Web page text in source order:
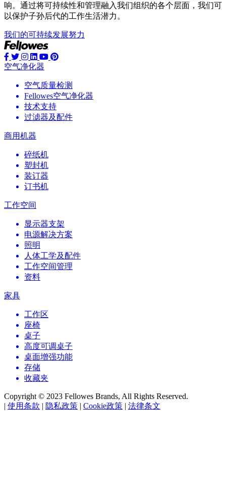
响。通过将可持续性和管理融入我们组织的各个层面，我们可
以保护子孙后代的工作生活潜力。
我们的可持续发展努力
空气净化器
空气质量检测
Fellowes空气净化器
技术支持
过滤器及配件
商用机器
碎纸机
塑封机
装订器
订书机
工作空间
显示器支架
电源解决方案
照明
人体工学及配件
工作空间管理
资料
家具
工作区
座椅
桌子
高度可调桌子
桌面增强功能
存储
收藏夹
Copyright © 2023 Fellowes Brands, All Rights Reserved.
| 使用条款 | 隐私政策 | Cookie政策 | 法律条文